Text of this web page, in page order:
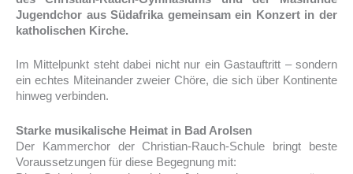
Jugendchor aus Südafrika gemeinsam ein Konzert in der
katholischen Kirche.
Im Mittelpunkt steht dabei nicht nur ein Gastauftritt – sondern
ein echtes Miteinander zweier Chöre, die sich über Kontinente
hinweg verbinden.
Starke musikalische Heimat in Bad Arolsen
Der Kammerchor der Christian-Rauch-Schule bringt beste
Voraussetzungen für diese Begegnung mit: